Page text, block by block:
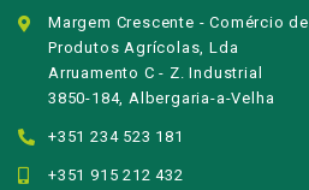
Margem Crescente - Comércio de
Produtos Agrícolas, Lda
Arruamento C - Z. Industrial
3850-184, Albergaria-a-Velha
+351 234 523 181
+351 915 212 432